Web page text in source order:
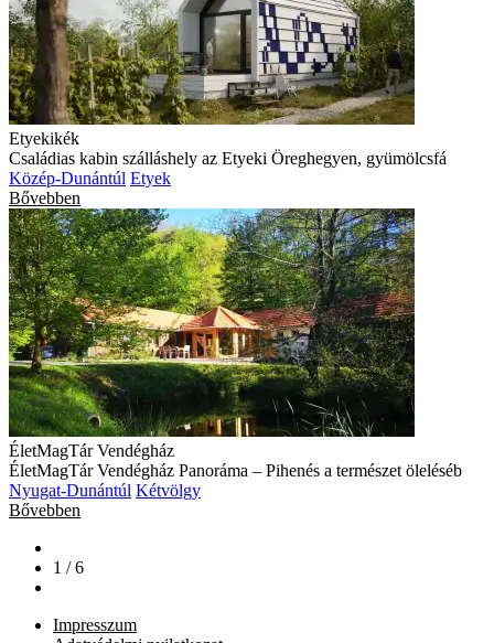
Etyekikék
Családias kabin szálláshely az Etyeki Öreghegyen, gyümölcsfá
Közép-Dunántúl Etyek
Bővebben
ÉletMagTár Vendégház
ÉletMagTár Vendégház Panoráma – Pihenés a természet öleléséb
Nyugat-Dunántúl Kétvölgy
Bővebben
1 / 6
Impresszum